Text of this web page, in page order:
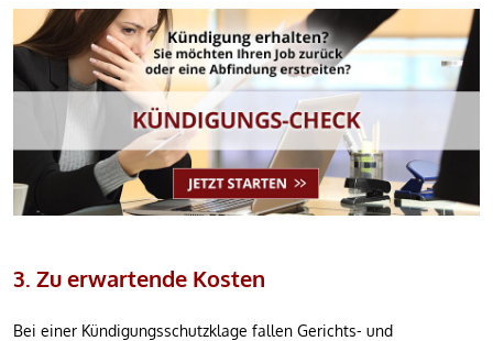
3. Zu erwartende Kosten
Bei einer Kündigungsschutzklage fallen Gerichts- und